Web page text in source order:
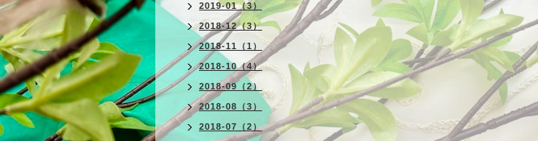
2019-01（3）
2018-12（3）
2018-11（1）
2018-10（4）
2018-09（2）
2018-08（3）
2018-07（2）